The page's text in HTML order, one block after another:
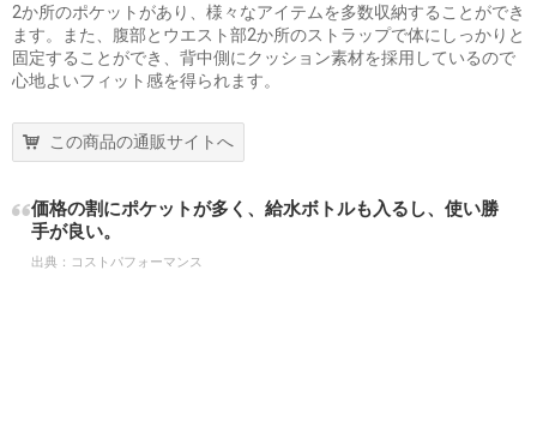
2か所のポケットがあり、様々なアイテムを多数収納することができ
ます。また、腹部とウエスト部2か所のストラップで体にしっかりと
固定することができ、背中側にクッション素材を採用しているので
心地よいフィット感を得られます。
この商品の通販サイトへ
価格の割にポケットが多く、給水ボトルも入るし、使い勝
手が良い。
出典： コストパフォーマンス